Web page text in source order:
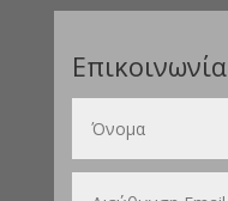
Επικοινωνία